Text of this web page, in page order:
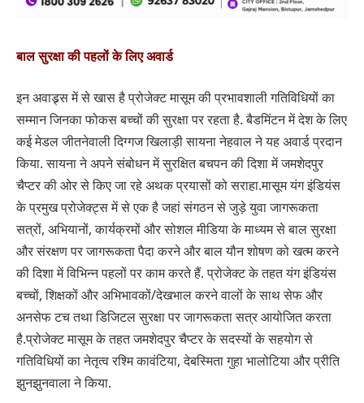
बाल सुरक्षा की पहलों के लिए अवार्ड
इन अवाड्र्स में से खास है प्रोजेक्ट मासूम की प्रभावशाली गतिविधियों का
सम्मान जिनका फोकस बच्चों की सुरक्षा पर रहता है. बैडमिंटन में देश के लिए
कई मेडल जीतनेवाली दिग्गज खिलाड़ी सायना नेहवाल ने यह अवार्ड प्रदान
किया. सायना ने अपने संबोधन में सुरक्षित बचपन की दिशा में जमशेदपुर
चैप्टर की ओर से किए जा रहे अथक प्रयासों को सराहा.मासूम यंग इंडियंस
के प्रमुख प्रोजेक्ट्स में से एक है जहां संगठन से जुड़े युवा जागरूकता
सत्रों, अभियानों, कार्यक्रमों और सोशल मीडिया के माध्यम से बाल सुरक्षा
और संरक्षण पर जागरूकता पैदा करने और बाल यौन शोषण को खत्म करने
की दिशा में विभिन्न पहलों पर काम करते हैं. प्रोजेक्ट के तहत यंग इंडियंस
बच्चों, शिक्षकों और अभिभावकों/देखभाल करने वालों के साथ सेफ और
अनसेफ टच तथा डिजिटल सुरक्षा पर जागरूकता सत्र आयोजित करता
है.प्रोजेक्ट मासूम के तहत जमशेदपुर चैप्टर के सदस्यों के सहयोग से
गतिविधियों का नेतृत्व रश्मि कावंटिया, देबस्मिता गुहा भालोटिया और प्रीति
झुनझुनवाला ने किया.